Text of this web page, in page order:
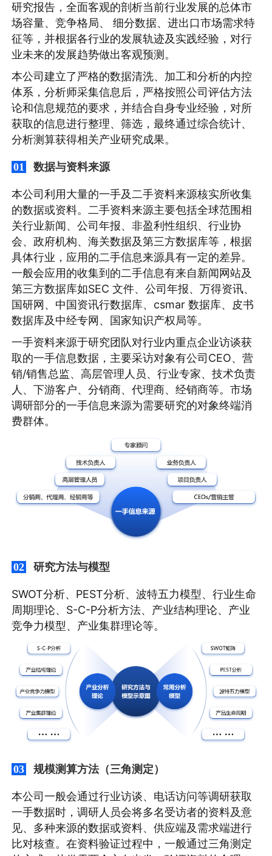
研究报告，全面客观的剖析当前行业发展的总体市
场容量、竞争格局、 细分数据、进出口市场需求特
征等，并根据各行业的发展轨迹及实践经验，对行
业未来的发展趋势做出客观预测。
本公司建立了严格的数据清洗、加工和分析的内控
体系，分析师采集信息后，严格按照公司评估方法
论和信息规范的要求，并结合自身专业经验，对所
获取的信息进行整理、筛选，最终通过综合统计、
分析测算获得相关产业研究成果。
01 数据与资料来源
本公司利用大量的一手及二手资料来源核实所收集
的数据或资料。二手资料来源主要包括全球范围相
关行业新闻、公司年报、非盈利性组织、行业协
会、政府机构、海关数据及第三方数据库等，根据
具体行业，应用的二手信息来源具有一定的差异。
一般会应用的收集到的二手信息有来自新闻网站及
第三方数据库如SEC 文件、公司年报、万得资讯、
国研网、中国资讯行数据库、csmar 数据库、皮书
数据库及中经专网、国家知识产权局等。
一手资料来源于研究团队对行业内重点企业访谈获
取的一手信息数据，主要采访对象有公司CEO、营
销/销售总监、高层管理人员、行业专家、技术负责
人、下游客户、分销商、代理商、经销商等。市场
调研部分的一手信息来源为需要研究的对象终端消
费群体。
02 研究方法与模型
SWOT分析、PEST分析、波特五力模型、行业生命
周期理论、S-C-P分析方法、产业结构理论、产业
竞争力模型、产业集群理论等。
03 规模测算方法（三角测定）
本公司一般会通过行业访谈、电话访问等调研获取
一手数据时，调研人员会将多名受访者的资料及意
见、多种来源的数据或资料、供应端及需求端进行
比对核查。在资料验证过程中，一般通过三角测定